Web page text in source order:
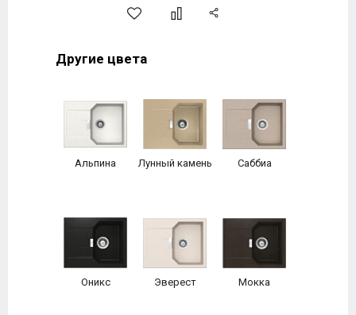
Другие цвета
Альпина Лунный камень Саббиа
Оникс Эверест Мокка